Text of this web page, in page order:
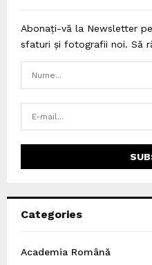
Abonați-vă la Newsletter
sfaturi și fotografii noi. Să
Categories
Academia Română